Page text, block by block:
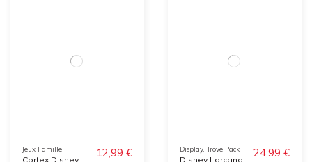
Jeux Famille
Cortex Disney
12,99 € Display, Trove Pack
Disney Lorcana :
24,99 €